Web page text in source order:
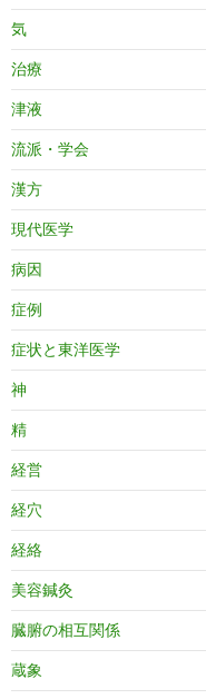
気
治療
津液
流派・学会
漢方
現代医学
病因
症例
症状と東洋医学
神
精
経営
経穴
経絡
美容鍼灸
臓腑の相互関係
蔵象